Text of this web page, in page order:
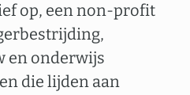
op, een non-profit
en onderwijs
die lijden aan